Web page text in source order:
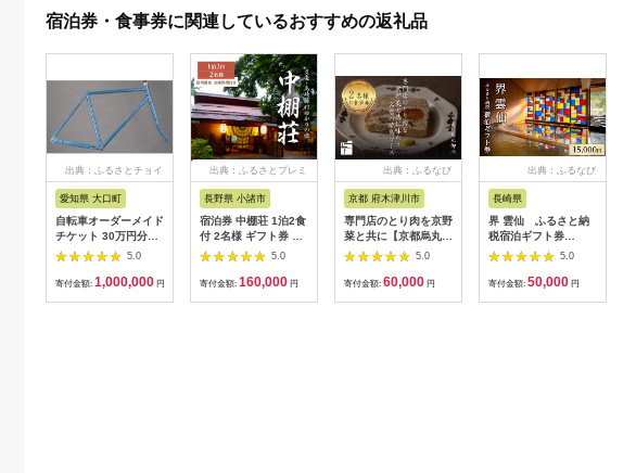
宿泊券・食事券に関連しているおすすめの返礼品
出典：ふるさとチョイ
愛知県 大口町
自転車オーダーメイド
チケット 30万円分
【1360365】
5.0
寄付金額: 1,000,000 円
出典：ふるさとプレミ
長野県 小諸市
宿泊券 中棚荘 1泊2食
付 2名様 ギフト券 チ
ケット 券 宿泊 旅行
5.0
寄付金額: 160,000 円
出典：ふるなび
京都 府木津川市
専門店のとり肉を京野
菜と共に【京都烏丸御
池】で味わう2名様焼
鳥コースお食事券
064-15
5.0
寄付金額: 60,000 円
出典：ふるなび
長崎県
界 雲仙 ふるさと納
税宿泊ギフト券
（15,000円）【星野
5.0
寄付金額: 50,000 円